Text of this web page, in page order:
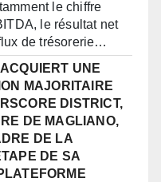
le chiffre
le résultat net
de trésorerie…
UNE
MAJORITAIRE
DISTRICT,
DE MAGLIANO,
DE LA
DE SA